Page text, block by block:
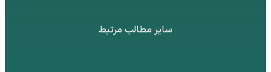
سایر مطالب مرتبط